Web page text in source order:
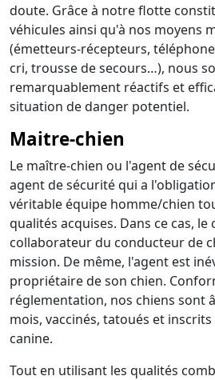
doute. Grâce à notre flotte
véhicules ainsi qu'à nos moyens
(émetteurs-récepteurs,
cri, trousse de secours…), nous
remarquablement réactifs et
situation de danger potentiel.
Maitre-chien
Le maître-chien ou l'agent de
agent de sécurité qui a
véritable équipe homme/chien
qualités acquises. Dans ce cas, le
collaborateur du conducteur de
mission. De même, l'agent est
propriétaire de son chien.
réglementation, nos chiens sont
mois, vaccinés, tatoués et
canine.
Tout en utilisant les qualités